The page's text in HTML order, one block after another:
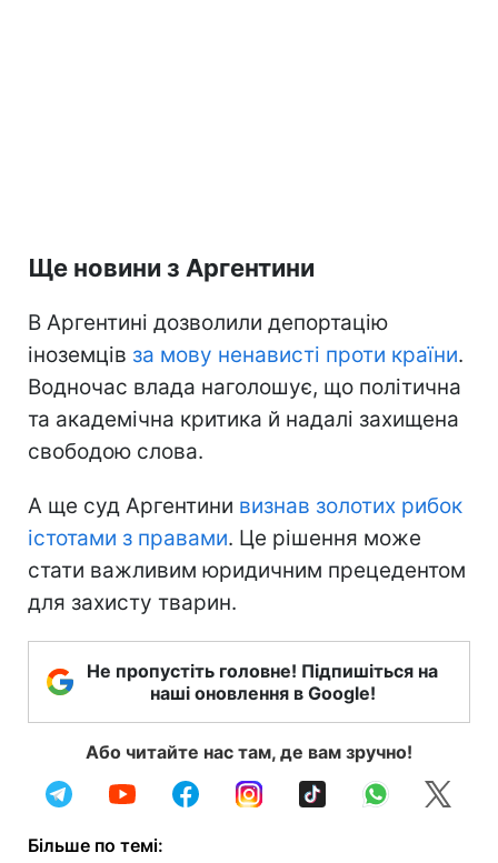
Ще новини з Аргентини
В Аргентині дозволили депортацію
іноземців за мову ненависті проти країни.
Водночас влада наголошує, що політична
та академічна критика й надалі захищена
свободою слова.
А ще суд Аргентини визнав золотих рибок
істотами з правами. Це рішення може
стати важливим юридичним прецедентом
для захисту тварин.
Не пропустіть головне! Підпишіться на
наші оновлення в Google!
Або читайте нас там, де вам зручно!
Більше по темі: